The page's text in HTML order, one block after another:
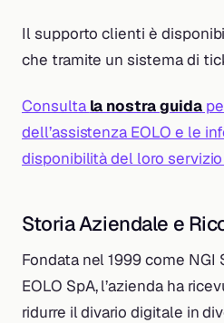
Il supporto clienti è
che tramite un sistema di
Consulta la nostra guida
dell’assistenza EOLO e le
disponibilità del loro
Storia Aziendale e
Fondata nel 1999 come NGI
EOLO SpA, l’azienda ha
ridurre il divario digitale in